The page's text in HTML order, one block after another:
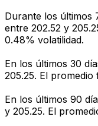
Durante los últimos
entre 202.52 y
0.48% volatilidad.
En los últimos 30
205.25. El
En los últimos 90
y 205.25. El